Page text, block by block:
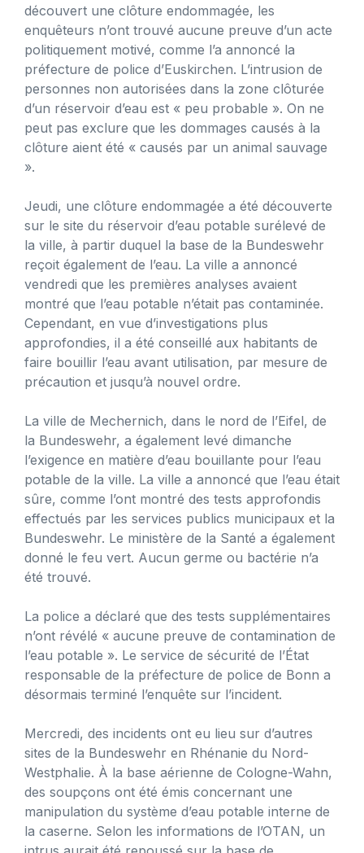
découvert une clôture endommagée, les
enquêteurs n’ont trouvé aucune preuve d’un acte
politiquement motivé, comme l’a annoncé la
préfecture de police d’Euskirchen. L’intrusion de
personnes non autorisées dans la zone clôturée
d’un réservoir d’eau est « peu probable ». On ne
peut pas exclure que les dommages causés à la
clôture aient été « causés par un animal sauvage
».
Jeudi, une clôture endommagée a été découverte
sur le site du réservoir d’eau potable surélevé de
la ville, à partir duquel la base de la Bundeswehr
reçoit également de l’eau. La ville a annoncé
vendredi que les premières analyses avaient
montré que l’eau potable n’était pas contaminée.
Cependant, en vue d’investigations plus
approfondies, il a été conseillé aux habitants de
faire bouillir l’eau avant utilisation, par mesure de
précaution et jusqu’à nouvel ordre.
La ville de Mechernich, dans le nord de l’Eifel, de
la Bundeswehr, a également levé dimanche
l’exigence en matière d’eau bouillante pour l’eau
potable de la ville. La ville a annoncé que l’eau était
sûre, comme l’ont montré des tests approfondis
effectués par les services publics municipaux et la
Bundeswehr. Le ministère de la Santé a également
donné le feu vert. Aucun germe ou bactérie n’a
été trouvé.
La police a déclaré que des tests supplémentaires
n’ont révélé « aucune preuve de contamination de
l’eau potable ». Le service de sécurité de l’État
responsable de la préfecture de police de Bonn a
désormais terminé l’enquête sur l’incident.
Mercredi, des incidents ont eu lieu sur d’autres
sites de la Bundeswehr en Rhénanie du Nord-
Westphalie. À la base aérienne de Cologne-Wahn,
des soupçons ont été émis concernant une
manipulation du système d’eau potable interne de
la caserne. Selon les informations de l’OTAN, un